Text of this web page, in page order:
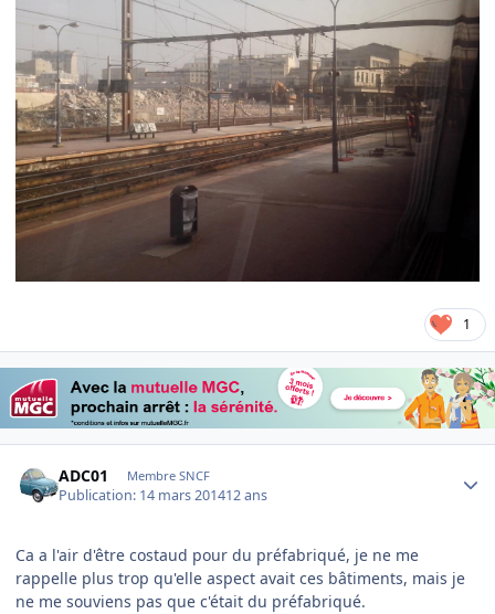
1
ADC01 Membre SNCF
Publication: 14 mars 201412 ans
Ca a l'air d'être costaud pour du préfabriqué, je ne me
rappelle plus trop qu'elle aspect avait ces bâtiments, mais je
ne me souviens pas que c'était du préfabriqué.